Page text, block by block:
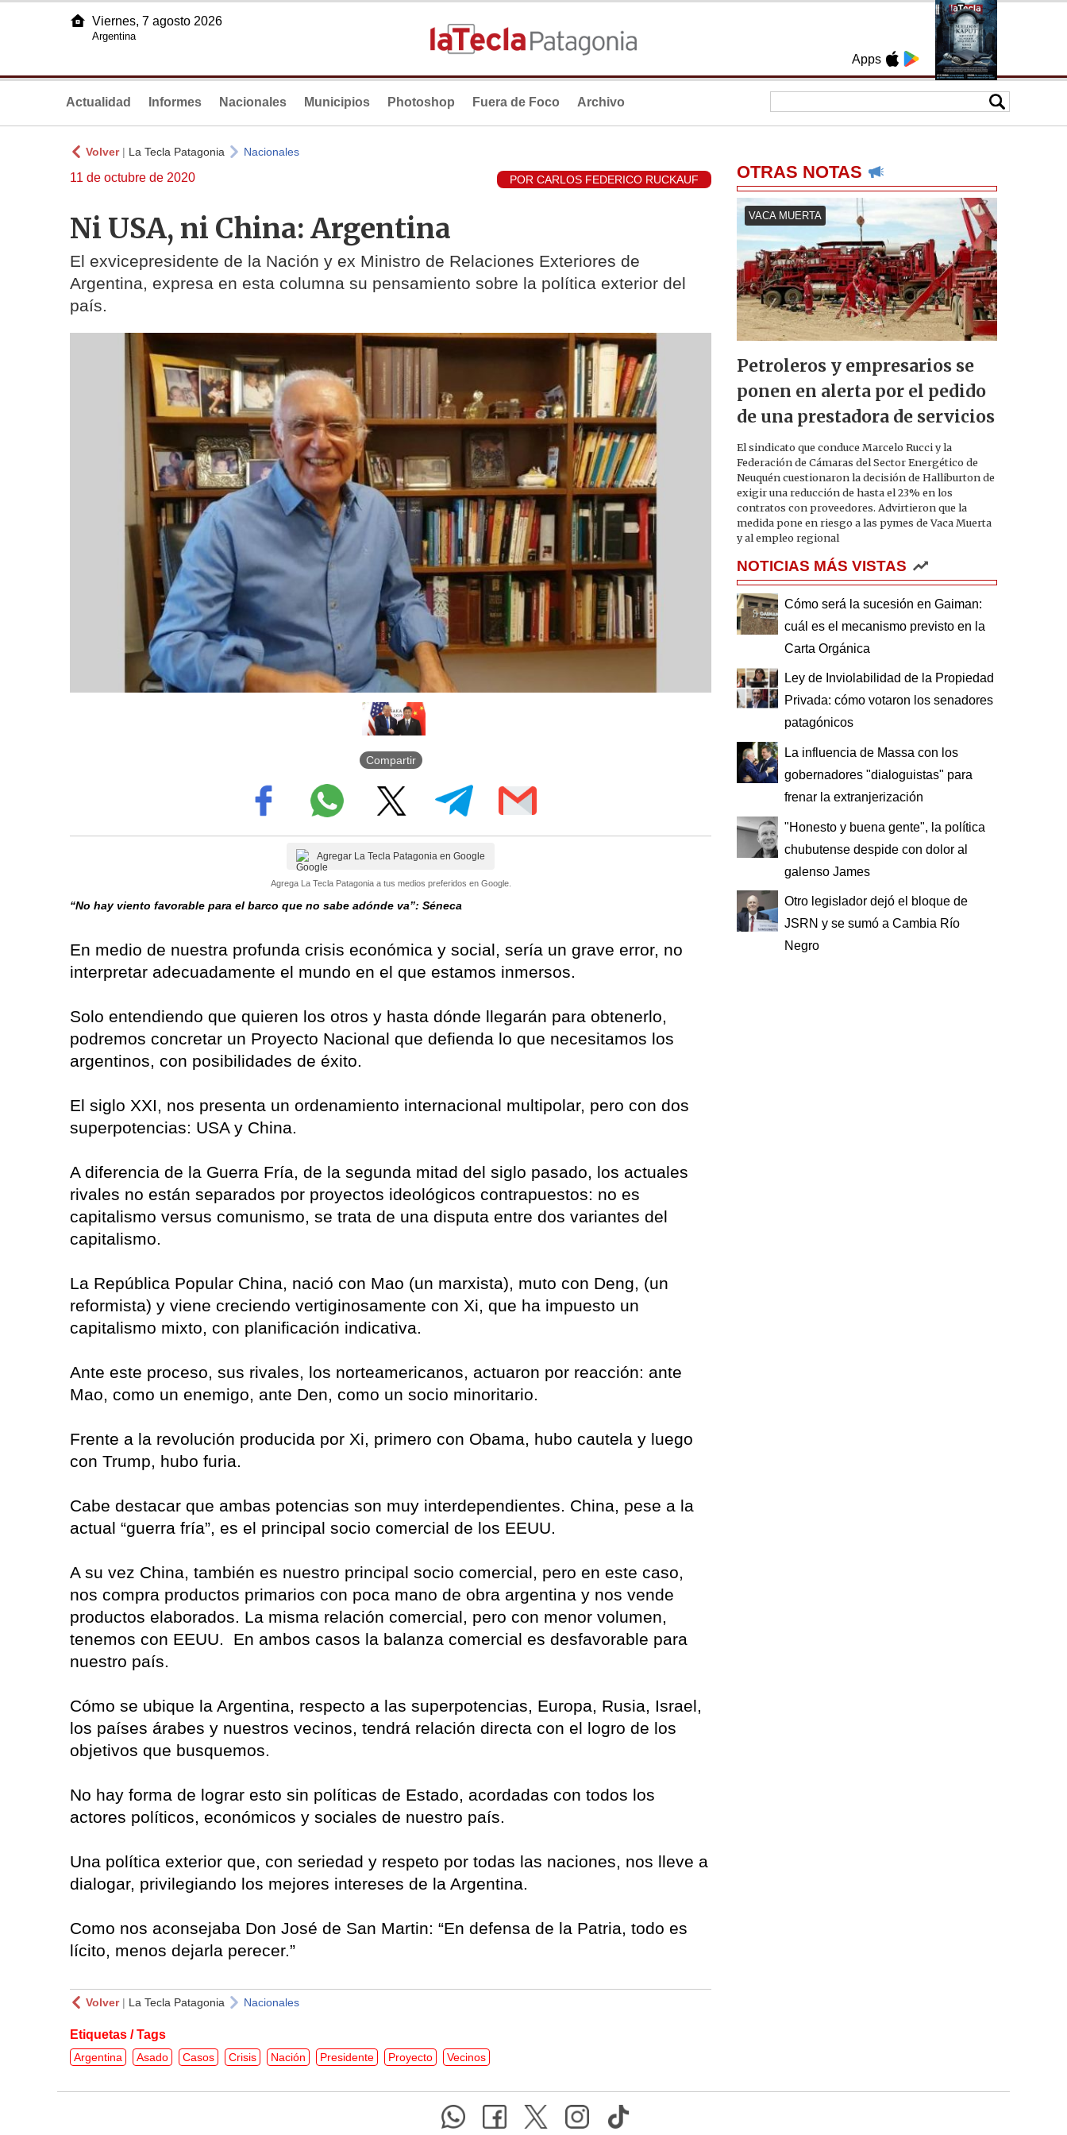
Apps
Viernes, 7 agosto 2026
Argentina
Actualidad Informes Nacionales Municipios Photoshop Fuera de Foco Archivo
Volver| La Tecla Patagonia Nacionales
11 de octubre de 2020 POR CARLOS FEDERICO RUCKAUF
Ni USA, ni China: Argentina
El exvicepresidente de la Nación y ex Ministro de Relaciones Exteriores de
Argentina, expresa en esta columna su pensamiento sobre la política exterior del
país.
Compartir
Agregar La Tecla Patagonia en Google
Agrega La Tecla Patagonia a tus medios preferidos en Google.
“No hay viento favorable para el barco que no sabe adónde va”: Séneca
En medio de nuestra profunda crisis económica y social, sería un grave error, no
interpretar adecuadamente el mundo en el que estamos inmersos.
Solo entendiendo que quieren los otros y hasta dónde llegarán para obtenerlo,
podremos concretar un Proyecto Nacional que defienda lo que necesitamos los
argentinos, con posibilidades de éxito.
El siglo XXI, nos presenta un ordenamiento internacional multipolar, pero con dos
superpotencias: USA y China.
A diferencia de la Guerra Fría, de la segunda mitad del siglo pasado, los actuales
rivales no están separados por proyectos ideológicos contrapuestos: no es
capitalismo versus comunismo, se trata de una disputa entre dos variantes del
capitalismo.
La República Popular China, nació con Mao (un marxista), muto con Deng, (un
reformista) y viene creciendo vertiginosamente con Xi, que ha impuesto un
capitalismo mixto, con planificación indicativa.
Ante este proceso, sus rivales, los norteamericanos, actuaron por reacción: ante
Mao, como un enemigo, ante Den, como un socio minoritario.
Frente a la revolución producida por Xi, primero con Obama, hubo cautela y luego
con Trump, hubo furia.
Cabe destacar que ambas potencias son muy interdependientes. China, pese a la
actual “guerra fría”, es el principal socio comercial de los EEUU.
A su vez China, también es nuestro principal socio comercial, pero en este caso,
nos compra productos primarios con poca mano de obra argentina y nos vende
productos elaborados. La misma relación comercial, pero con menor volumen,
tenemos con EEUU. En ambos casos la balanza comercial es desfavorable para
nuestro país.
Cómo se ubique la Argentina, respecto a las superpotencias, Europa, Rusia, Israel,
los países árabes y nuestros vecinos, tendrá relación directa con el logro de los
objetivos que busquemos.
No hay forma de lograr esto sin políticas de Estado, acordadas con todos los
actores políticos, económicos y sociales de nuestro país.
Una política exterior que, con seriedad y respeto por todas las naciones, nos lleve a
dialogar, privilegiando los mejores intereses de la Argentina.
Como nos aconsejaba Don José de San Martin: “En defensa de la Patria, todo es
lícito, menos dejarla perecer.”
Volver| La Tecla Patagonia Nacionales
Etiquetas / Tags
Argentina Asado Casos Crisis Nación Presidente Proyecto Vecinos
OTRAS NOTAS
VACA MUERTA
Petroleros y empresarios se
ponen en alerta por el pedido
de una prestadora de servicios
El sindicato que conduce Marcelo Rucci y la
Federación de Cámaras del Sector Energético de
Neuquén cuestionaron la decisión de Halliburton de
exigir una reducción de hasta el 23% en los
contratos con proveedores. Advirtieron que la
medida pone en riesgo a las pymes de Vaca Muerta
y al empleo regional
NOTICIAS MÁS VISTAS
Cómo será la sucesión en Gaiman:
cuál es el mecanismo previsto en la
Carta Orgánica
Ley de Inviolabilidad de la Propiedad
Privada: cómo votaron los senadores
patagónicos
La influencia de Massa con los
gobernadores "dialoguistas" para
frenar la extranjerización
"Honesto y buena gente", la política
chubutense despide con dolor al
galenso James
Otro legislador dejó el bloque de
JSRN y se sumó a Cambia Río
Negro